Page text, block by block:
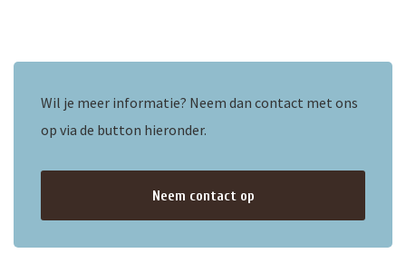
Wil je meer informatie? Neem dan contact met ons
op via de button hieronder.
Neem contact op